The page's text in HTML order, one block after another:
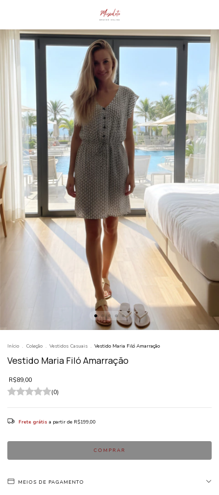
Início . Coleção . Vestidos Casuais . Vestido Maria Filó Amarração
Vestido Maria Filó Amarração
R$89,00
(0)
Frete grátis a partir de R$199,00
MEIOS DE PAGAMENTO